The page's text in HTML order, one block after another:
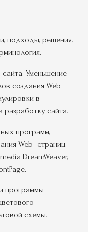
подходы, решения.
Уменьшение
создания Web
в
разработку сайта.
программ,
Web -страниц.
DreamWeaver,
программы
схемы.